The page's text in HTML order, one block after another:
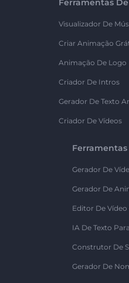
Ferramentas
Visualizador De
Criar Animação
Animação De Logo
Criador De Intros
Gerador De Texto
Criador De Vídeos
Ferramentas
Gerador De
Gerador De
Editor De
IA De Texto
Construtor De
Gerador De